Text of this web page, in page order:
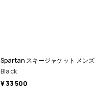
Spartan スキージャケット メンズ
Black
¥ 33 500